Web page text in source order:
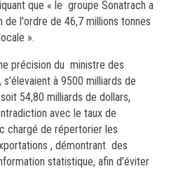
que « le groupe Sonatrach a
l'ordre de 46,7 millions tonnes
».
précision du ministre des
à 9500 milliards de
54,80 milliards de dollars,
avec le taux de
chargé de répertorier les
, démontrant des
statistique, afin d’éviter